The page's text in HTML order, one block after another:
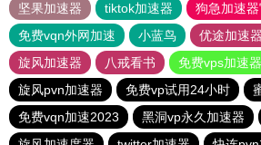
坚果加速器
tiktok加速器
狗急加速器
免费vqn外网加速
小蓝鸟 优途加速
旋风加速器
八戒看书
免费vps加速
旋风pvn加速器
免费vp试用24小时
免费vqn加速2023
黑洞vp永久加速器